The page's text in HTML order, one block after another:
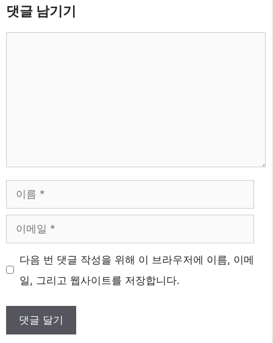
댓글 남기기
름
메
일 다음 번 댓글 작성을 위해 이 브라우저에 이름, 이메
일, 그리고 웹사이트를 저장합니다.